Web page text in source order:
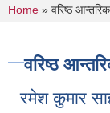
You are
Home » वरिष्ठ
वरिष्ठ
रमेश कुमार